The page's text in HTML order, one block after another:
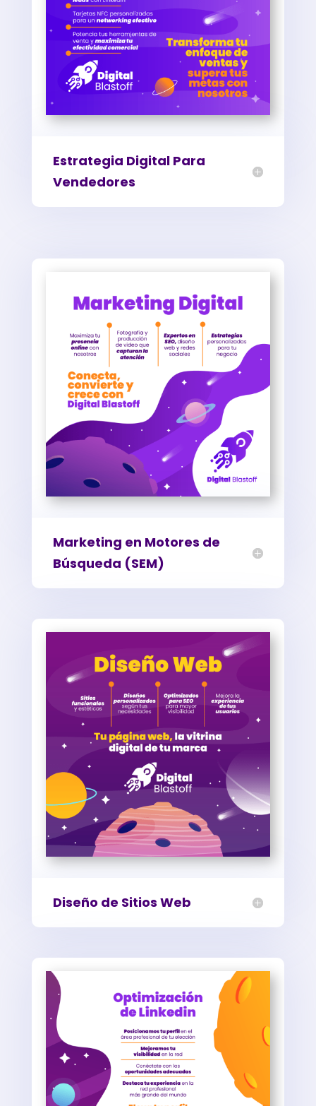
Estrategia Digital Para
Vendedores
Marketing en Motores de
Búsqueda (SEM)
Diseño de Sitios Web